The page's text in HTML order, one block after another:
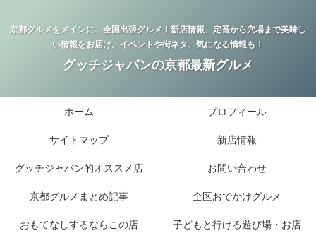
京都グルメをメインに、全国出張グルメ！新店情報、定番から穴場まで美味し
い情報をお届け。イベントや街ネタ、気になる情報も！
グッチジャパンの京都最新グルメ
ホーム プロフィール
サイトマップ 新店情報
グッチジャパン的オススメ店 お問い合わせ
京都グルメまとめ記事 全区おでかけグルメ
おもてなしするならこの店 子どもと行ける遊び場・お店